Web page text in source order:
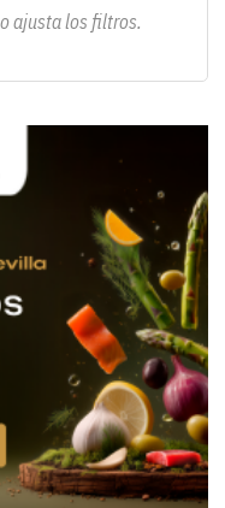
ajusta los filtros.